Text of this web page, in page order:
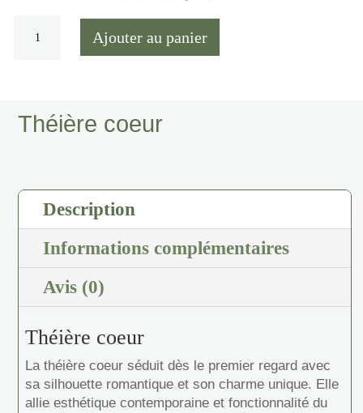
Ajouter au panier
Théière coeur
Description
Informations complémentaires
Avis (0)
Théière coeur
La théière coeur séduit dès le premier regard avec
sa silhouette romantique et son charme unique. Elle
allie esthétique contemporaine et fonctionnalité du